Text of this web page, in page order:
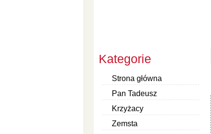
Kategorie
Strona główna
Pan Tadeusz
Krzyżacy
Zemsta